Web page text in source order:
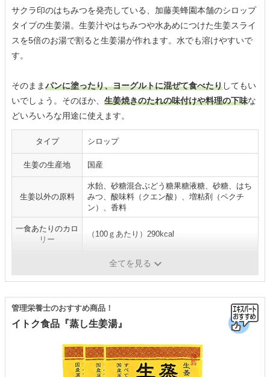
サクラ印のはちみつを発売している、加藤美蜂園本舗のシロップ
タイプの生姜湯。生姜汁やはちみつや水あめにつけた生姜スライ
スを5倍のお湯で割ると生姜湯が作れます。水でも溶けやすいで
す。
そのままパンに塗ったり、ヨーグルトに混ぜて食べたりしてもい
いでしょう。そのほか、 生姜焼きのたれの味付けや料理の下味な
どいろいろな用途に使えます。
タイプ シロップ
生姜の生産地 国産
生姜以外の原料
水飴、砂糖混合ぶどう糖果糖液糖、砂糖、はち
みつ、酸味料（クエン酸）、増粘剤（ペクチ
ン）、香料
一食あたりのカロ
リー
（100ｇあたり）290kcal
420g、810g
全てを見る
イトク食品『蒸し生姜湯』
管理栄養士のおすすめ商品！